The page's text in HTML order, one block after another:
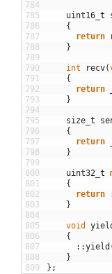
784
785
786
787
788
789
790
791
792
793
794
795
796
797
798
799
800
801
802
803
804
805
806
807
808
809
uint16 t
{
return
}
int recv(
{
return
}
size t
{
return
}
uint32 t
{
return
}
void
{
::yield
}
} ;